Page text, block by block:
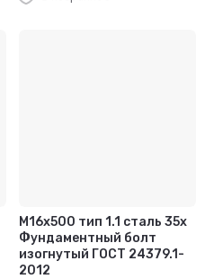
М16x500 тип 1.1 сталь 35х
Фундаментный болт
изогнутый ГОСТ 24379.1-
2012